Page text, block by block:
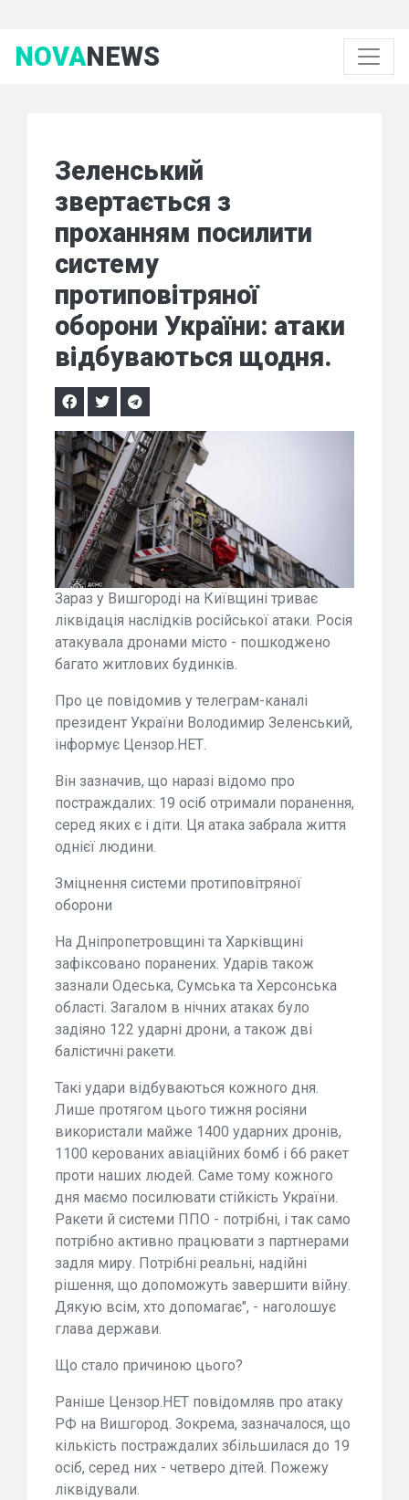
NOVANEWS
Зеленський
звертається з
проханням посилити
систему
протиповітряної
оборони України: атаки
відбуваються щодня.
Зараз у Вишгороді на Київщині триває
ліквідація наслідків російської атаки. Росія
атакувала дронами місто - пошкоджено
багато житлових будинків.
Про це повідомив у телеграм-каналі
президент України Володимир Зеленський,
інформує Цензор.НЕТ.
Він зазначив, що наразі відомо про
постраждалих: 19 осіб отримали поранення,
серед яких є і діти. Ця атака забрала життя
однієї людини.
Зміцнення системи протиповітряної
оборони
На Дніпропетровщині та Харківщині
зафіксовано поранених. Ударів також
зазнали Одеська, Сумська та Херсонська
області. Загалом в нічних атаках було
задіяно 122 ударні дрони, а також дві
балістичні ракети.
Такі удари відбуваються кожного дня.
Лише протягом цього тижня росіяни
використали майже 1400 ударних дронів,
1100 керованих авіаційних бомб і 66 ракет
проти наших людей. Саме тому кожного
дня маємо посилювати стійкість України.
Ракети й системи ППО - потрібні, і так само
потрібно активно працювати з партнерами
задля миру. Потрібні реальні, надійні
рішення, що допоможуть завершити війну.
Дякую всім, хто допомагає", - наголошує
глава держави.
Що стало причиною цього?
Раніше Цензор.НЕТ повідомляв про атаку
РФ на Вишгород. Зокрема, зазначалося, що
кількість постраждалих збільшилася до 19
осіб, серед них - четверо дітей. Пожежу
ліквідували.